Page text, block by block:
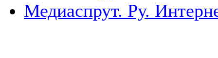
Медиаспрут. Ру.